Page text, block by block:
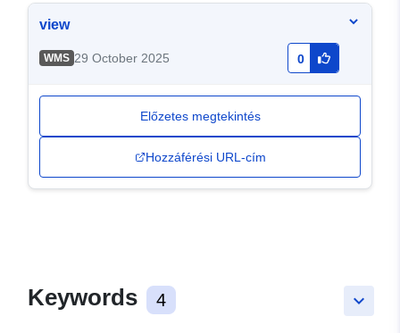
view
WMS 29 October 2025 0
Előzetes megtekintés
Hozzáférési URL-cím
keyboard_arrow_down
Keywords 4